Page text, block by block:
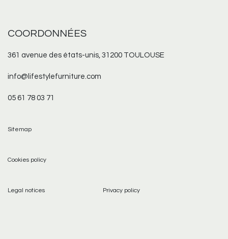
COORDONNÉES
361 avenue des états-unis, 31200 TOULOUSE
info@lifestylefurniture.com
05 61 78 03 71
Sitemap
Cookies policy
Legal notices Privacy policy